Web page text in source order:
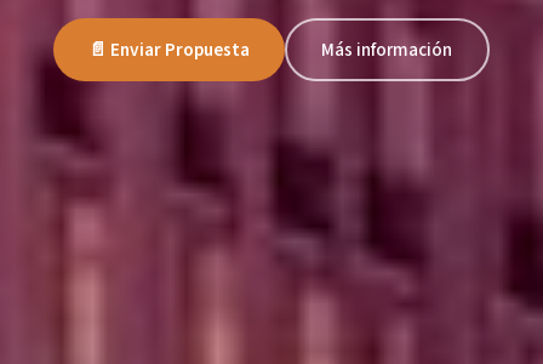
📄 Enviar Propuesta Más información